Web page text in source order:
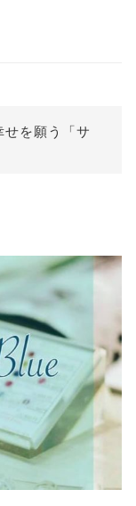
を願う「サ